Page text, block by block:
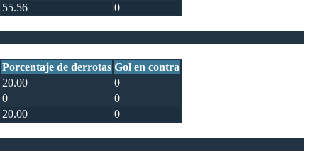
55.56 0
Porcentaje de derrotas Gol en contra
20.00
0
0
0
20.00 0